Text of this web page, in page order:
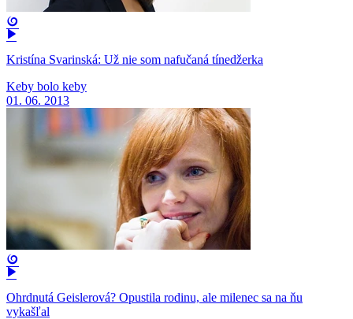
Kristína Svarinská: Už nie som nafučaná tínedžerka
Keby bolo keby
01. 06. 2013
Ohrdnutá Geislerová? Opustila rodinu, ale milenec sa na ňu
vykašľal